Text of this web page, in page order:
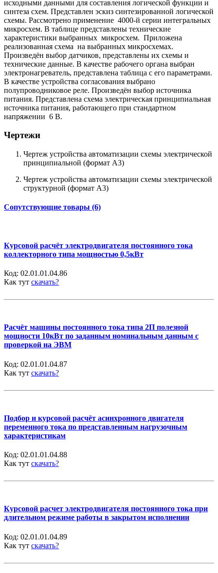
исходными данными для составления логической функции и
синтеза схем. Представлен эскиз синтезированной логической
схемы. Рассмотрено применение 4000-й серии интегральных
микросхем. В таблице представлены технические
характеристики выбранных микросхем. Приложена
реализованная схема на выбранных микросхемах.
Произведён выбор датчиков, представлены их схемы и
технические данные. В качестве рабочего органа выбран
электронагреватель, представлена таблица с его параметрами.
В качестве устройства согласования выбрано
полупроводниковое реле. Произведён выбор источника
питания. Представлена схема электрическая принципиальная
источника питания, работающего при стандартном
напряжении 6 В.
Чертежи
Чертеж устройства автоматизации схемы электрической
принципиальной (формат А3)
Чертеж устройства автоматизации схемы электрической
структурной (формат А3)
Сопутствующие товары (6)
Курсовой расчёт электродвигателя постоянного тока
коллекторного типа мощностью 0,5кВт
Код: 02.01.01.04.86
Как тут скачать?
Расчёт машины постоянного тока типа 2П полезной
мощности 10кВт по заданным номинальным данным с
проверкой на ЭВМ
Код: 02.01.01.04.87
Как тут скачать?
Подбор и курсовой расчёт асинхронного двигателя
переменного тока по представленным нагрузочным
характеристикам
Код: 02.01.01.04.88
Как тут скачать?
Курсовой расчет электродвигателя постоянного тока при
длительном режиме работы в закрытом исполнении
Код: 02.01.01.04.89
Как тут скачать?